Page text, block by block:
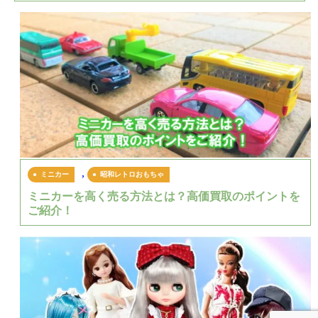
ミニカー , 昭和レトロおもちゃ
ミニカーを高く売る方法とは？高価買取のポイントを
ご紹介！